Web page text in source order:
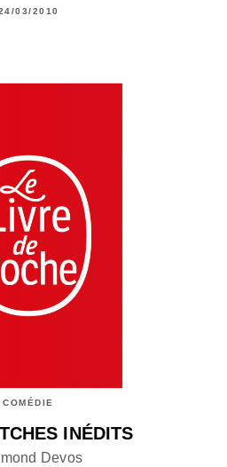
03/2010
COMÉDIE
INÉDITS
Devos